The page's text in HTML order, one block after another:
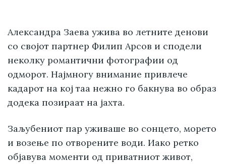
Александра Заева ужива во летните денови
со својот партнер Филип Арсов и сподели
неколку романтични фотографии од
одморот. Најмногу внимание привлече
кадарот на кој таа нежно го бакнува во образ
додека позираат на јахта.
Заљубениот пар уживаше во сонцето, морето
и возење по отворените води. Иако ретко
објавува моменти од приватниот живот,